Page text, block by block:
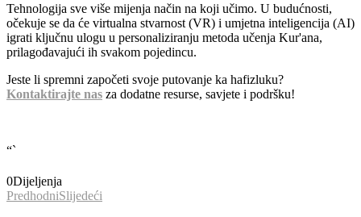
Tehnologija sve više mijenja način na koji učimo. U budućnosti,
očekuje se da će virtualna stvarnost (VR) i umjetna inteligencija (AI)
igrati ključnu ulogu u personaliziranju metoda učenja Kur'ana,
prilagođavajući ih svakom pojedincu.
Jeste li spremni započeti svoje putovanje ka hafizluku?
Kontaktirajte nas za dodatne resurse, savjete i podršku!
“`
0Dijeljenja
PredhodniSlijedeći